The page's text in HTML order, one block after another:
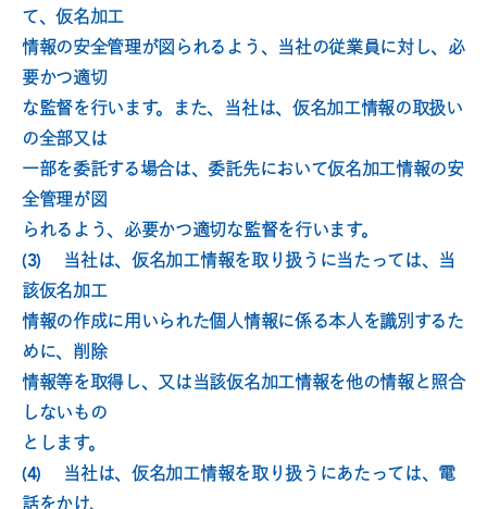
て、仮名加工
情報の安全管理が図られるよう、当社の従業員に対し、必
要かつ適切
な監督を行います。また、当社は、仮名加工情報の取扱い
の全部又は
一部を委託する場合は、委託先において仮名加工情報の安
全管理が図
られるよう、必要かつ適切な監督を行います。
(3)　 当社は、仮名加工情報を取り扱うに当たっては、当
該仮名加工
情報の作成に用いられた個人情報に係る本人を識別するた
めに、削除
情報等を取得し、又は当該仮名加工情報を他の情報と照合
しないもの
とします。
(4)　 当社は、仮名加工情報を取り扱うにあたっては、電
話をかけ、